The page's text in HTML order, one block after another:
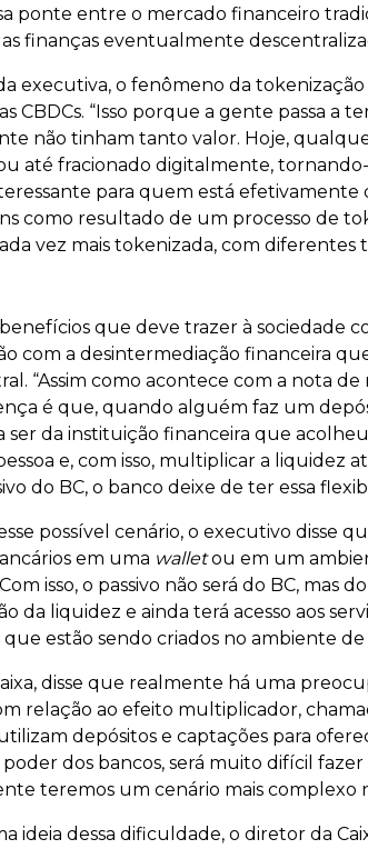
ponte entre o mercado financeiro
finanças eventualmente
executiva, o fenômeno da
CBDCs. “Isso porque a gente passa a
não tinham tanto valor. Hoje,
até fracionado digitalmente,
para quem está
como resultado de um processo de
vez mais tokenizada, com
que deve trazer à sociedade
com a desintermediação financeira
“Assim como acontece com a nota
é que, quando alguém faz um
a ser da instituição financeira que
e, com isso, multiplicar a liquidez
do BC, o banco deixe de ter essa
possível cenário, o executivo disse
em uma walletou em um
isso, o passivo não será do BC,
da liquidez e ainda terá acesso aos
estão sendo criados no ambiente de
disse que realmente há uma
relação ao efeito multiplicador,
depósitos e captações para
dos bancos, será muito difícil
teremos um cenário mais complexo
ideia dessa dificuldade, o diretor da